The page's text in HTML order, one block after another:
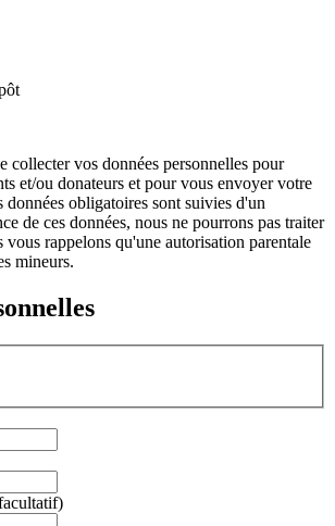
collecter vos données personnelles pour
et/ou donateurs et pour vous envoyer votre
données obligatoires sont suivies d'un
de ces données, nous ne pourrons pas traiter
vous rappelons qu'une autorisation parentale
mineurs.